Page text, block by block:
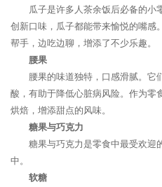
瓜子是许多人茶余饭后必备的小
创新口味，瓜子都能带来愉悦的嘴感
帮手，边吃边聊，增添了不少乐趣。
腰果
腰果的味道独特，口感滑腻。它
酸，有助于降低心脏病风险。作为零
烘焙，增添甜点的风味。
糖果与巧克力
糖果与巧克力是零食中最受欢迎
中。
软糖